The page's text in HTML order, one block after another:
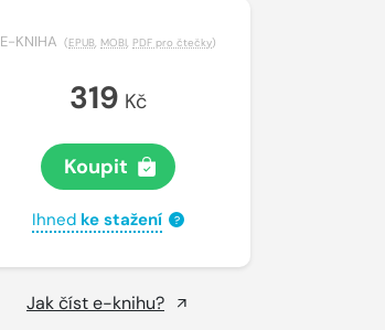
E-KNIHA (EPUB, MOBI, PDF pro čtečky)
319 Kč
Koupit
Ihned ke stažení ?
Jak číst e-knihu?